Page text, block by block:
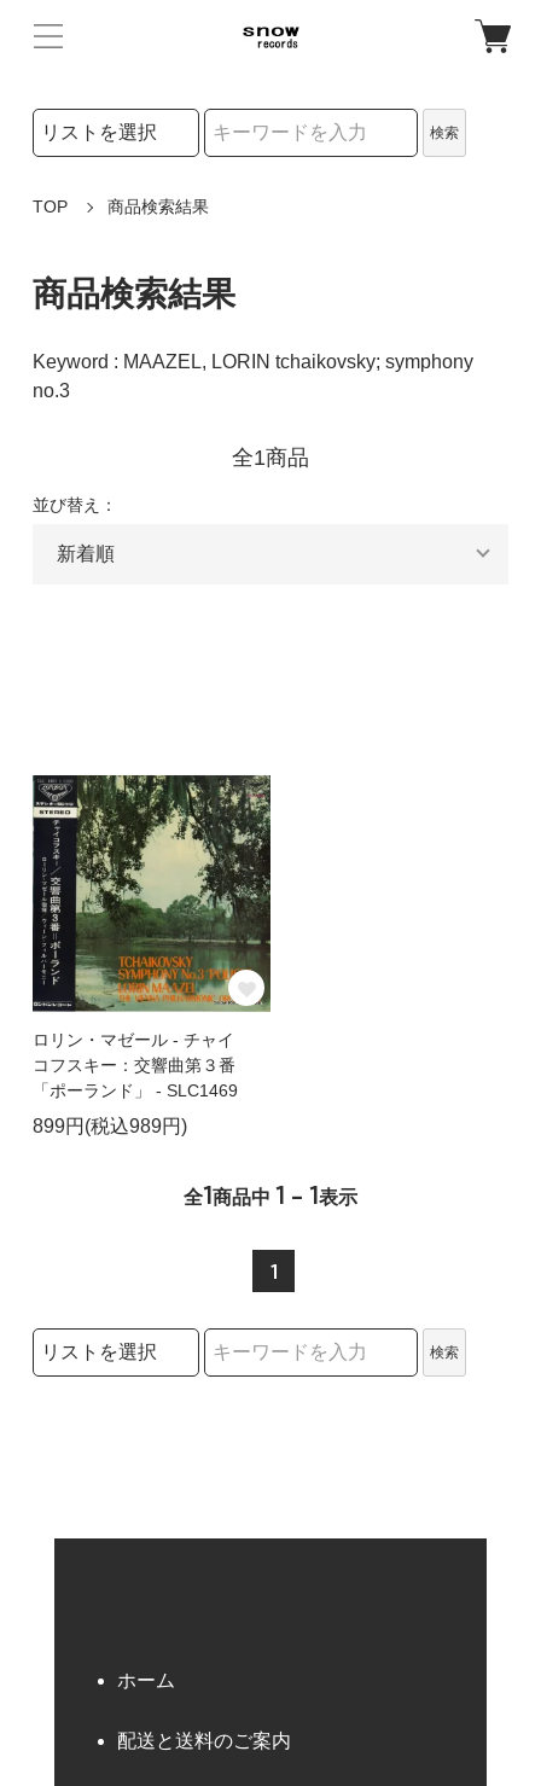
検索リストの選択
検索
TOP 商品検索結果
商品検索結果
Keyword : MAAZEL, LORIN tchaikovsky; symphony
no.3
全1商品
並び替え：
ロリン・マゼール - チャイ
コフスキー：交響曲第３番
「ポーランド」 - SLC1469
899円(税込989円)
全1商品中 1 - 1表示
1
検索リストの選択
検索
ホーム
配送と送料のご案内